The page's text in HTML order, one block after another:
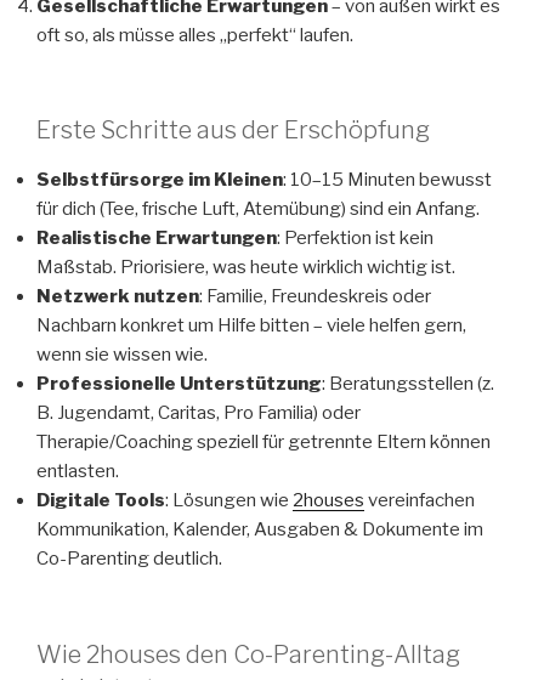
Gesellschaftliche Erwartungen– von außen wirkt es
oft so, als müsse alles „perfekt“ laufen.
Erste Schritte aus der Erschöpfung
Selbstfürsorge im Kleinen: 10–15 Minuten bewusst
für dich (Tee, frische Luft, Atemübung) sind ein Anfang.
Realistische Erwartungen: Perfektion ist kein
Maßstab. Priorisiere, was heute wirklich wichtig ist.
Netzwerk nutzen: Familie, Freundeskreis oder
Nachbarn konkret um Hilfe bitten – viele helfen gern,
wenn sie wissen wie.
Professionelle Unterstützung: Beratungsstellen (z.
B. Jugendamt, Caritas, Pro Familia) oder
Therapie/Coaching speziell für getrennte Eltern können
entlasten.
Digitale Tools: Lösungen wie 2houses vereinfachen
Kommunikation, Kalender, Ausgaben & Dokumente im
Co-Parenting deutlich.
Wie 2houses den Co-Parenting-Alltag